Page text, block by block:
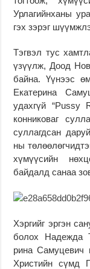
Урлагийнханы
гэх зэрэг
Тэгвэл тус
үзүүлж, Доод
байна. Үүнээс
Екатерина
удахгүй
конниковаг
суллагдсан
ны
хүмүү­сийн
байдалд санаа
Хэргийг эргэн
болох Надежда
рина Самуцевич
Христийн сүмд